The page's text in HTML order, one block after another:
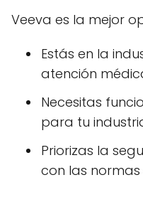
Veeva es la mejor
Estás en la
atención
Necesitas
para tu
Priorizas la
con las